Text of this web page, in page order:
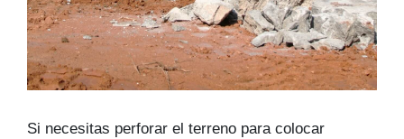
Si necesitas perforar el terreno para colocar